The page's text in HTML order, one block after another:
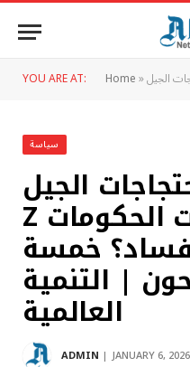
YOU ARE AT: Home»
سياسة
الجيل
Z التي أسقطت الحكومات
خمسة
| التنمية
العالمية
ADMIN JANUARY 6, 2026